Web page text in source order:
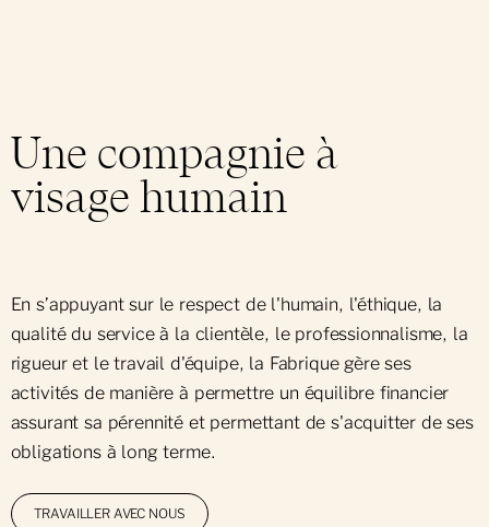
Une compagnie à
visage humain
En s’appuyant sur le respect de l'humain, l'éthique, la
qualité du service à la clientèle, le professionnalisme, la
rigueur et le travail d'équipe, la Fabrique gère ses
activités de manière à permettre un équilibre financier
assurant sa pérennité et permettant de s'acquitter de ses
obligations à long terme.
TRAVAILLER AVEC NOUS